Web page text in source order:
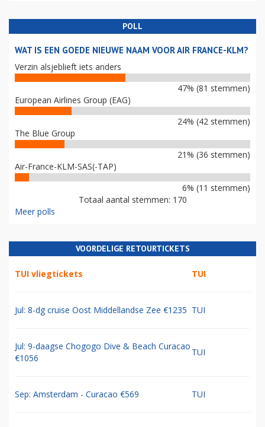
POLL
WAT IS EEN GOEDE NIEUWE NAAM VOOR AIR FRANCE-KLM?
Verzin alsjeblieft iets anders
47% (81 stemmen)
European Airlines Group (EAG)
24% (42 stemmen)
The Blue Group
21% (36 stemmen)
Air-France-KLM-SAS(-TAP)
6% (11 stemmen)
Totaal aantal stemmen: 170
Meer polls
VOORDELIGE RETOURTICKETS
TUI vliegtickets TUI
Jul: 8-dg cruise Oost Middellandse Zee €1235 TUI
Jul: 9-daagse Chogogo Dive & Beach Curacao
€1056
TUI
Sep: Amsterdam - Curacao €569 TUI